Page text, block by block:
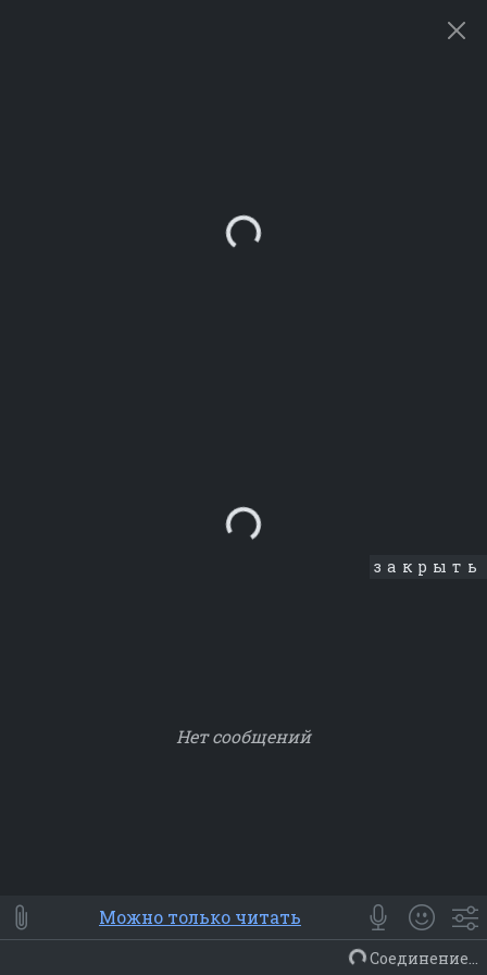
Loading... закрыть
Нет сообщений
⭐ Мои Smile
😀 Emoji
Смайлики
Люди Животные Еда Объекты
Можно только читать
Соединение...